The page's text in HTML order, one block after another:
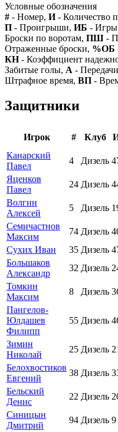
Условные обозначения
# - Номер, И- Количество
П - Проигрыши, ИБ - Игры
Броски по воротам, ПШ -
Отраженные броски, %ОБ
КН- Коэффициент
Забитые голы, А -
Штрафное время, ВП -
Защитники
Игрок # Клуб
Канарский
Павел
4 Дизель
Яценков
Павел
24 Дизель
Волгин
Алексей
5 Дизель
Семичастнов
Максим
74 Дизель
Сухих Иван
35 Дизель
Большаков
Александр
32 Дизель
Томкин
Максим
8 Дизель
Пангелов-
Юлдашев
Филипп
55 Дизель
Зимин
Николай
25 Дизель
Белохвостиков
Евгений
38 Дизель
Бельский
Денис
22 Дизель
Синицын
Дмитрий
94 Дизель 9